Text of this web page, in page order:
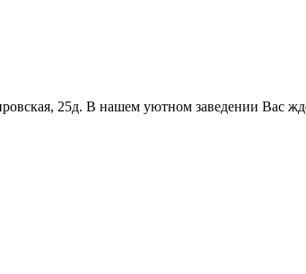
25д. В нашем уютном заведении Вас